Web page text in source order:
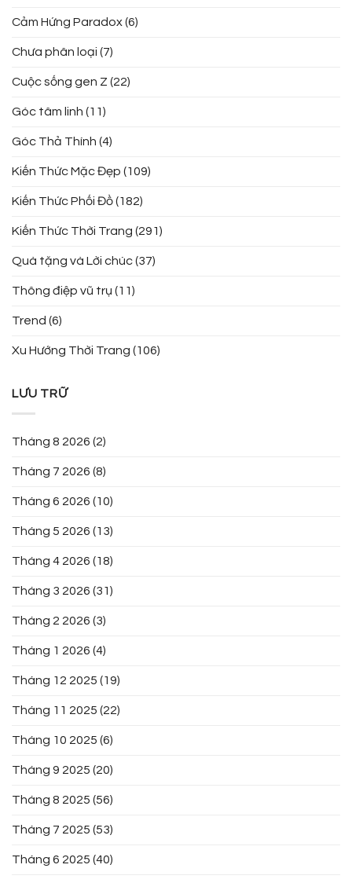
Cảm Hứng Paradox(6)
Chưa phân loại (7)
Cuộc sống gen Z (22)
Góc tâm linh (11)
Góc Thả Thính (4)
Kiến Thức Mặc Đẹp (109)
Kiến Thức Phối Đồ(182)
Kiến Thức Thời Trang (291)
Quà tặng và Lời chúc(37)
Thông điệp vũ trụ (11)
Trend (6)
Xu Hướng Thời Trang (106)
LƯU TRỮ
Tháng 8 2026 (2)
Tháng 7 2026 (8)
Tháng 6 2026 (10)
Tháng 5 2026 (13)
Tháng 4 2026 (18)
Tháng 3 2026 (31)
Tháng 2 2026 (3)
Tháng 1 2026 (4)
Tháng 12 2025 (19)
Tháng 11 2025 (22)
Tháng 10 2025 (6)
Tháng 9 2025 (20)
Tháng 8 2025 (56)
Tháng 7 2025 (53)
Tháng 6 2025 (40)